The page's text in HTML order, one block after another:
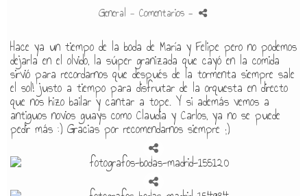
General - Comentarios -
Hace ya un tiempo de la boda de María y Felipe pero no podemos
dejarla en el olvido, la súper granizada que cayó en la comida
sirvió para recordarnos que después de la tormenta siempre sale
el sol! justo a tiempo para disfrutar de la orquesta en directo
que nos hizo bailar y cantar a tope. Y si además vemos a
antiguos novios guays como Claudia y Carlos, ya no se puede
pedir más :) Gracias por recomendarnos siempre ;)